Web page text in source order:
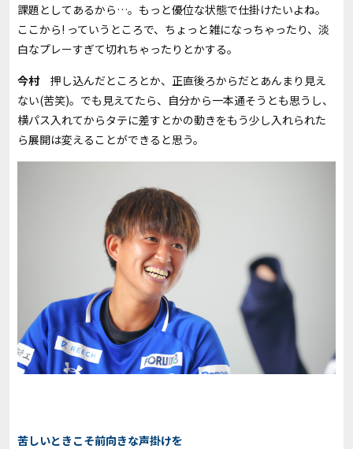
課題としてあるから…。もっと優位な状態で仕掛けたいよね。
ここから! っていうところで、ちょっと雑になっちゃったり、淡
白なプレーすぎて切れちゃったりとかする。
今村押し込んだところとか、正直後ろからだとあんまり見え
ない(苦笑)。でも見えてたら、自分から一本通そうとも思うし、
横パス入れてからタテに差すとかの動きをもう少し入れられた
ら展開は変えることができると思う。
苦しいときこそ前向きな声掛けを